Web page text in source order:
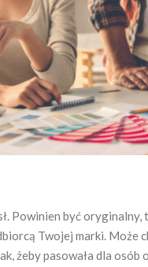
Powinien być oryginalny,
Twojej marki. Może
żeby pasowała dla osób